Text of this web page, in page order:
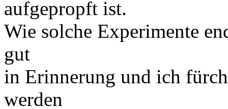
aufgepropft ist.
Wie solche Experimente
gut
in Erinnerung und ich
werden